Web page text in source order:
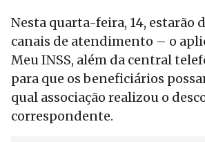
Nesta quarta-feira, 14, estarão
canais de atendimento – o
Meu INSS, além da central
para que os beneficiários
qual associação realizou o
correspondente.